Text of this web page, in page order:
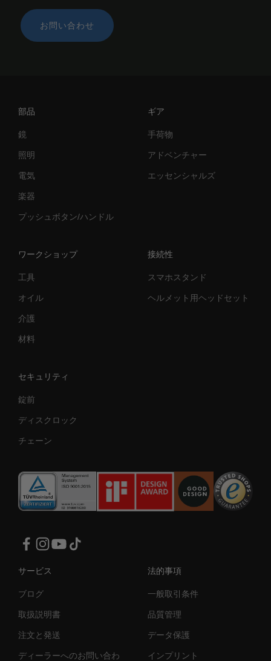
お問い合わせ
部品
鏡
照明
電気
楽器
プッシュボタン/ハンドル
ギア
手荷物
アドベンチャー
エッセンシャルズ
ワークショップ
工具
オイル
介護
材料
接続性
スマホスタンド
ヘルメット用ヘッドセット
セキュリティ
錠前
ディスクロック
チェーン
サービス
ブログ
取扱説明書
注文と発送
ディーラーへのお問い合わ
法的事項
一般取引条件
品質管理
データ保護
インプリント